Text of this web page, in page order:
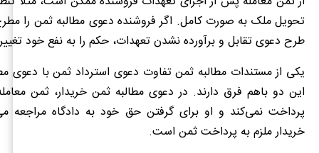
تحویل ملک به صورت کامل. اگر فروشنده دعوی مطالبه ثمن را
طرح دعوی تقابل و برآورده نشدن تعهدات، حکم را به نفع خود
یکی از مستندات مطالبه ثمن تفاوت دعوی استرداد ثمن با دعوی
این دو باهم فرق دارند. در دعوی مطالبه ثمن خریدار، ثمن
پرداخت نمی‌کند و او برای گرفتن حق خود به دادگاه مراجعه
خریدار ملزم به پرداخت ثمن است.